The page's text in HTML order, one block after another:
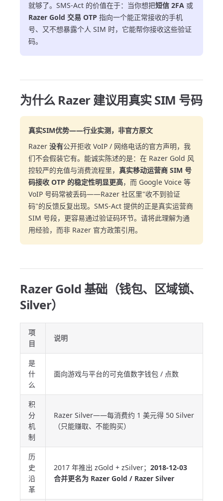
就够了。SMS-Act 的价值在于：当你想把短信 2FA 或
Razer Gold 交易 OTP 指向一个能正常接收的手机
号、又不想暴露个人 SIM 时，它能帮你接收这些验证
码。
为什么 Razer 建议用真实 SIM 号码
真实SIM优势——行业实测，非官方原文
Razer 没有公开拒收 VoIP / 网络电话的官方声明，我
们不会假装它有。能诚实陈述的是：在 Razer Gold 风
控较严的充值与消费流程里， 真实移动运营商 SIM 号
码接收 OTP 的稳定性明显更高，而 Google Voice 等
VoIP 号码常被丢码——Razer 社区里"收不到验证
码"的反馈反复出现。SMS-Act 提供的正是真实运营商
SIM 号段，更容易通过验证码环节。请将此理解为通
用经验，而非 Razer 官方政策引用。
Razer Gold 基础（钱包、区域锁、
Silver）
项
目
说明
是
什
么
面向游戏与平台的可充值数字钱包 / 点数
积
分
机
制
Razer Silver——每消费约 1 美元得 50 Silver
（只能赚取、不能购买）
历
史
沿
革
2017 年推出 zGold + zSilver； 2018-12-03
合并更名为 Razer Gold / Razer Silver